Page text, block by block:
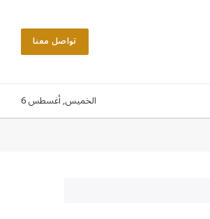
تواصل معنا
الخميس, أغسطس 6